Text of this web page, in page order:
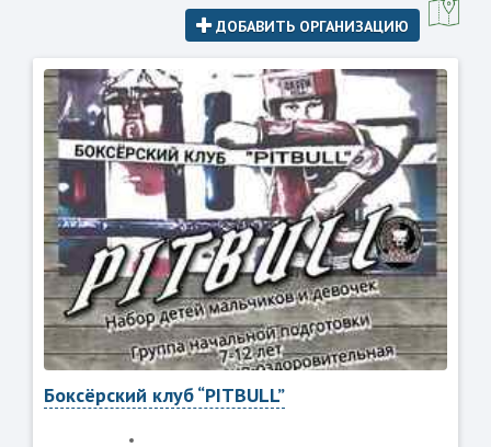
ДОБАВИТЬ ОРГАНИЗАЦИЮ
Боксёрский клуб “PITBULL”